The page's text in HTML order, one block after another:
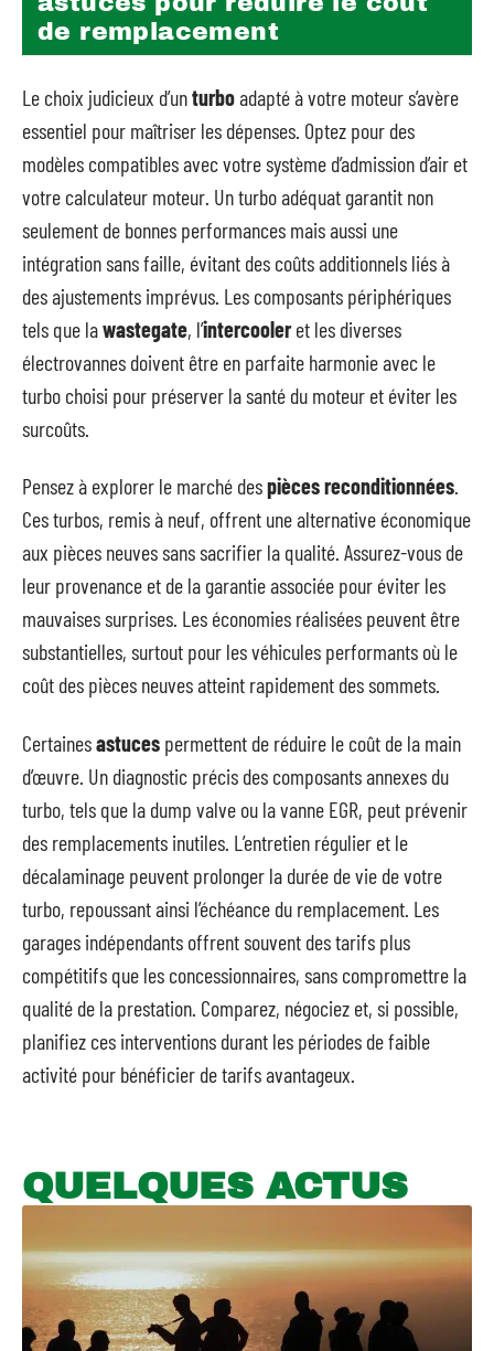
de remplacement
Le choix judicieux d’unturboadapté à votre moteur s’avère
essentiel pour maîtriser les dépenses. Optez pour des
modèles compatibles avec votre système d’admission d’air et
votre calculateur moteur. Un turbo adéquat garantit non
seulement de bonnes performances mais aussi une
intégration sans faille, évitant des coûts additionnels liés à
des ajustements imprévus. Les composants périphériques
tels que lawastegate, l’intercooleret les diverses
électrovannes doivent être en parfaite harmonie avec le
turbo choisi pour préserver la santé du moteur et éviter les
surcoûts.
Pensez à explorer le marché despièces reconditionnées.
Ces turbos, remis à neuf, offrent une alternative économique
aux pièces neuves sans sacrifier la qualité. Assurez-vous de
leur provenance et de la garantie associée pour éviter les
mauvaises surprises. Les économies réalisées peuvent être
substantielles, surtout pour les véhicules performants où le
coût des pièces neuves atteint rapidement des sommets.
Certainesastuces permettent de réduire le coût de la main
d’œuvre. Un diagnostic précis des composants annexes du
turbo, tels que la dump valve ou la vanne EGR, peut prévenir
des remplacements inutiles. L’entretien régulier et le
décalaminage peuvent prolonger la durée de vie de votre
turbo, repoussant ainsi l’échéance du remplacement. Les
garages indépendants offrent souvent des tarifs plus
compétitifs que les concessionnaires, sans compromettre la
qualité de la prestation. Comparez, négociez et, si possible,
planifiez ces interventions durant les périodes de faible
activité pour bénéficier de tarifs avantageux.
QUELQUES ACTUS